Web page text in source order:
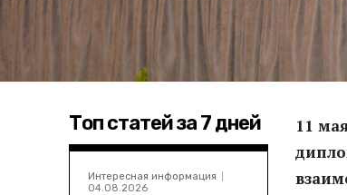
Топ статей за 7 дней
Интересная информация
04.08.2026
11